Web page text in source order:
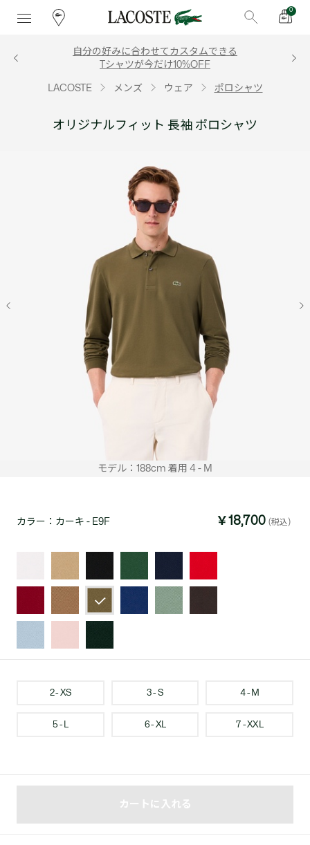
0
自分の好みに合わせてカスタムできる
Tシャツが今だけ10%OFF
LACOSTE メンズ ウェア ポロシャツ
オリジナルフィット 長袖 ポロシャツ
モデル：188cm 着用 4 - M
カラー： カーキ - E9F ￥18,700 (税込)
2 - XS 3 - S 4 - M
5 - L 6 - XL 7 - XXL
カートに入れる